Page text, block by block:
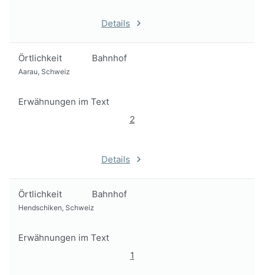
Details
Örtlichkeit Bahnhof
Aarau, Schweiz
Erwähnungen im Text
2
Details
Örtlichkeit Bahnhof
Hendschiken, Schweiz
Erwähnungen im Text
1